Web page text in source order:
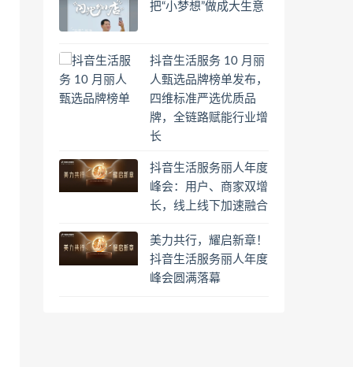
把“小梦想”做成大生意
抖音生活服务 10 月丽
人甄选品牌榜单发布，
四维标准严选优质品
牌，全链路赋能行业增
长
抖音生活服务丽人年度
峰会：用户、商家双增
长，线上线下加速融合
美力共行，耀启新章！
抖音生活服务丽人年度
峰会圆满落幕